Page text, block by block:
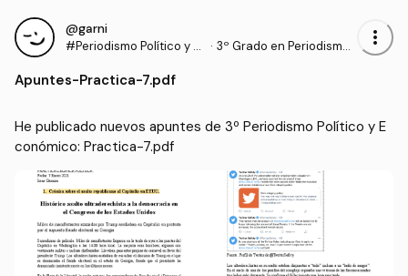
@garni
#Periodismo Político y E
· 3º Grado en Periodismo
more_vert
Apuntes-Practica-7.pdf
He publicado nuevos apuntes de 3º Periodismo Político y E
conómico: Practica-7.pdf